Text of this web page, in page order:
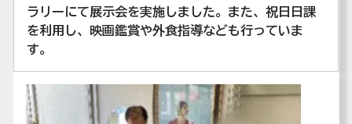
ラリーにて展示会を実施しました。また、祝日日課
を利用し、映画鑑賞や外食指導なども行っていま
す。